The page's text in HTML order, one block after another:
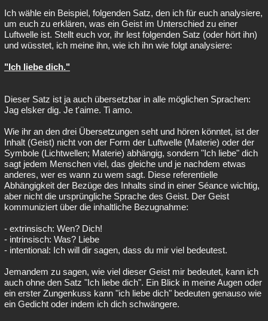
Ich wähle ein Beispiel, folgenden Satz, den ich für euch analysiere,
um euch zu erklären, was ein Geist im Unterschied zu einer
Luftwelle ist. Stellt euch vor, ihr lest folgenden Satz (oder hört ihn)
und wüsstet, ich meine ihn, wie ich ihn wie folgt analysiere:
"Ich liebe dich."
Dieser Satz ist ja auch übersetzbar in alle möglichen Sprachen:
Jag elsker dig. Je t'aime. Ti amo.
Wie ihr an den drei Übersetzungen seht und hören könntet, ist der
Inhalt (Geist) nicht von der Form der Luftwelle (Materie) oder der
Symbole (Lichtwellen; Materie) abhängig, sondern "Ich liebe" dich
sagt jedem Menschen viel, das gleiche und je nachdem etwas
anderes, wer es wann zu wem sagt. Diese referentielle
Abhängigkeit der Bezüge des Inhalts sind in einer Séance wichtig,
aber nicht die ursprüngliche Sprache des Geist. Der Geist
kommuniziert über die inhaltliche Bezugnahme:
- extrinsisch: Wen? Dich!
- intrinsisch: Was? Liebe
- intentional: Ich will dir sagen, dass du mir viel bedeutest.
Jemandem zu sagen, wie viel dieser Geist mir bedeutet, kann ich
auch ohne den Satz "Ich liebe dich". Ein Blick in meine Augen oder
ein erster Zungenkuss kann "ich liebe dich" bedeuten genauso wie
ein Gedicht oder indem ich dich schwängere.